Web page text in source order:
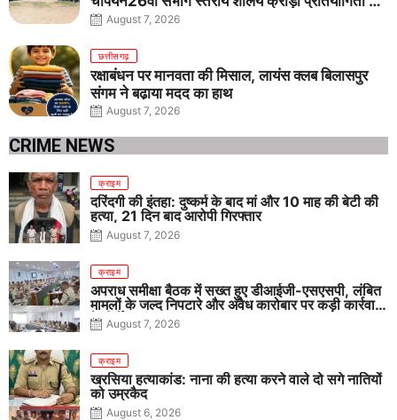
तीनों आयु वर्गों में शानदार प्रदर्शन
August 7, 2026
छत्तीसगढ़
रक्षाबंधन पर मानवता की मिसाल, लायंस क्लब बिलासपुर
संगम ने बढ़ाया मदद का हाथ
August 7, 2026
CRIME NEWS
क्राइम
दरिंदगी की इंतहा: दुष्कर्म के बाद मां और 10 माह की बेटी की
हत्या, 21 दिन बाद आरोपी गिरफ्तार
August 7, 2026
क्राइम
अपराध समीक्षा बैठक में सख्त हुए डीआईजी-एसएसपी, लंबित
मामलों के जल्द निपटारे और अवैध कारोबार पर कड़ी कार्रवाई
के निर्देश
August 7, 2026
क्राइम
खरसिया हत्याकांड: नाना की हत्या करने वाले दो सगे नातियों
को उम्रकैद
August 6, 2026